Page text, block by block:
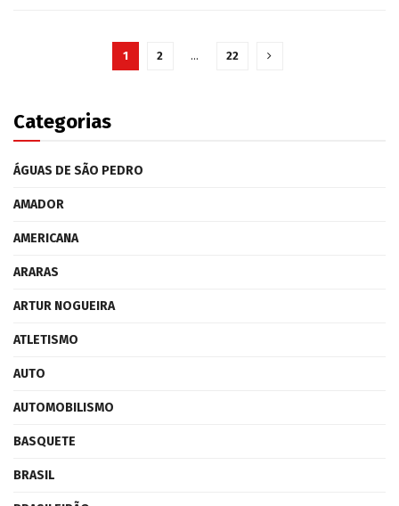
1 2 … 22
Categorias
ÁGUAS DE SÃO PEDRO
AMADOR
AMERICANA
ARARAS
ARTUR NOGUEIRA
ATLETISMO
AUTO
AUTOMOBILISMO
BASQUETE
BRASIL